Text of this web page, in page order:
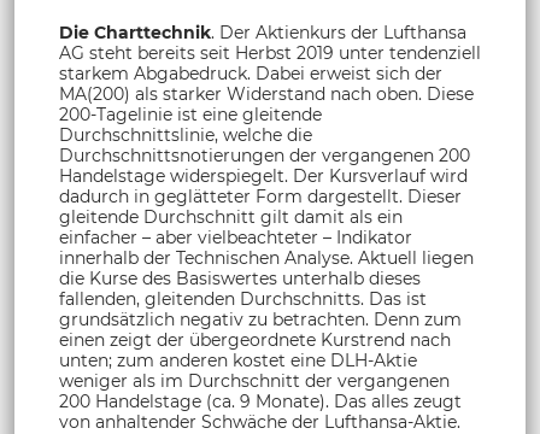
Die Charttechnik. Der Aktienkurs der Lufthansa
AG steht bereits seit Herbst 2019 unter tendenziell
starkem Abgabedruck. Dabei erweist sich der
MA(200) als starker Widerstand nach oben. Diese
200-Tagelinie ist eine gleitende
Durchschnittslinie, welche die
Durchschnittsnotierungen der vergangenen 200
Handelstage widerspiegelt. Der Kursverlauf wird
dadurch in geglätteter Form dargestellt. Dieser
gleitende Durchschnitt gilt damit als ein
einfacher – aber vielbeachteter – Indikator
innerhalb der Technischen Analyse. Aktuell liegen
die Kurse des Basiswertes unterhalb dieses
fallenden, gleitenden Durchschnitts. Das ist
grundsätzlich negativ zu betrachten. Denn zum
einen zeigt der übergeordnete Kurstrend nach
unten; zum anderen kostet eine DLH-Aktie
weniger als im Durchschnitt der vergangenen
200 Handelstage (ca. 9 Monate). Das alles zeugt
von anhaltender Schwäche der Lufthansa-Aktie.